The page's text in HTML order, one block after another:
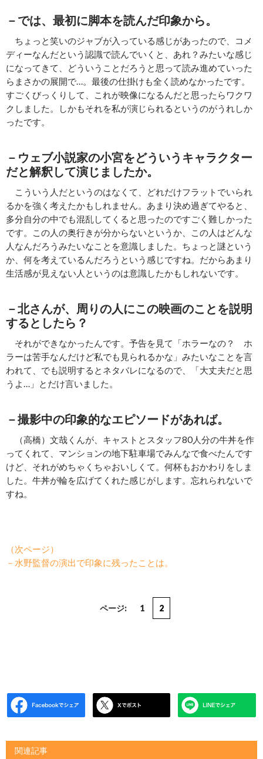
－では、最初に脚本を読んだ印象から。
ちょっと笑いのジャブが入っている感じがあったので、コメ
ディーなんだという認識で読んでいくと、あれ？みたいな感じ
になってきて、どういうことだろうと思って読み進めていった
らまさかの展開で…。最後の仕掛けも全く読めなかったです。
すごくびっくりして、これが映像になるんだと思ったらワクワ
クしました。しかもそれを私が演じられるというのがうれしか
ったです。
－ウェブ小説家の小宮をどういうキャラクター
だと解釈して演じましたか。
こういう人だというのはなくて、どれだけフラットでいられ
るかを強く考えたかもしれません。あまり決め過ぎてやると、
多分自分の中でも混乱してくると思ったのですごく難しかった
です。この人の奥行きが分からないというか、この人はどんな
人なんだろうみたいなことを意識しました。ちょっと謎という
か、何を考えているんだろうという感じですね。だからあまり
生活感が見えない人というのは意識したかもしれないです。
－北さんが、周りの人にこの映画のことを説明
するとしたら？
それができなかったんです。予告を見て「ホラーなの？ ホ
ラーは苦手なんだけど私でも見られるかな」みたいなことを言
われて、でも説明するとネタバレになるので、「大丈夫だと思
うよ…」とだけ言いました。
－撮影中の印象的なエピソードがあれば。
（高橋）文哉くんが、キャストとスタッフ80人分の牛丼を作
ってくれて、マンションの地下駐車場でみんなで食べたんです
けど、それがめちゃくちゃおいしくて。何杯もおかわりをしま
した。牛丼が輪を広げてくれた感じがします。忘れられないで
すね。
（次ページ）
－水野監督の演出で印象に残ったことは。
ページ: 1 2
関連記事